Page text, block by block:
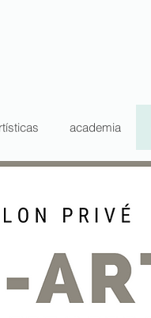
academia